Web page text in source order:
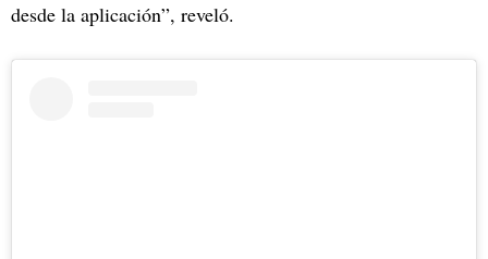
desde la aplicación”, reveló.